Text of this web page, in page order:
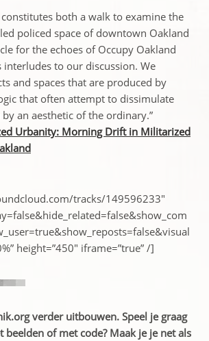
constitutes both a walk to examine the
policed space of downtown Oakland
for the echoes of Occupy Oakland
interludes to our discussion. We
and spaces that are produced by
that often attempt to dissimulate
an aesthetic of the ordinary.”
Urbanity: Morning Drift in Militarized
tracks/149596233″
height=”450″ iframe=”true” /]
verder uitbouwen. Speel je graag
of met code? Maak je je net als